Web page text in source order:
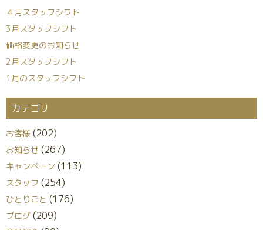
４月スタッフシフト
3月スタッフシフト
価格変更のお知らせ
2月スタッフシフト
1月のスタッフシフト
カテゴリ
お客様 (202)
お知らせ (267)
キャンペーン (113)
スタッフ (254)
ひとりごと (176)
ブログ (209)